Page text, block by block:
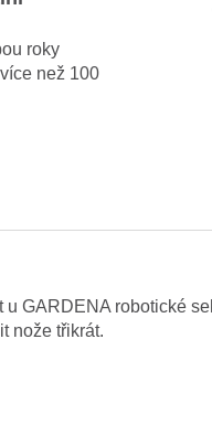
roky
než 100
GARDENA robotické
nože třikrát.